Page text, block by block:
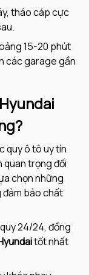
tháo cáp cực
15-20 phút
các garage gần
quy ô tô uy tín
quan trọng đối
chọn những
đảm bảo chất
24/24, đồng
tốt nhất